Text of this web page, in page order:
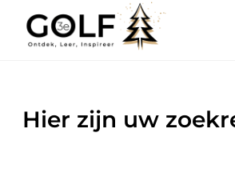
Hier zijn uw